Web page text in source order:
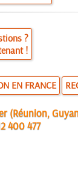
?
!
EN FRANCE
(Réunion,
400 477